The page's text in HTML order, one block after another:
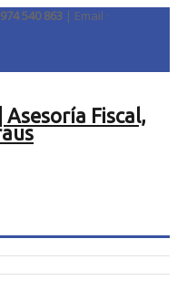
974 540 863 | Email ·